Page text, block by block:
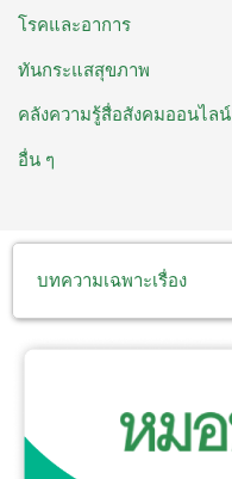
โรคและอาการ
ทันกระแสสุขภาพ
คลังความรู้สื่อสังคมออนไลน์
อื่น ๆ
บทความเฉพาะเรื่อง